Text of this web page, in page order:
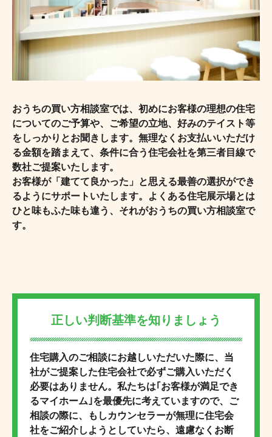
おうちの買い方相談室では、初めにお客様の理想の住宅
についてのご予算や、ご希望の立地、好みのテイスト等
をしっかりとお聞きします。無理なくお支払いいただけ
る金額を踏まえて、条件に合う住宅会社を第三者目線で
数社ご提案いたします。
お客様が「建てて良かった」と思える最善の選択ができ
るようにサポートいたします。よくある住宅展示場とは
ひと味もふた味も違う、それがおうちの買い方相談室で
す。
正しい判断基準を知りましょう
住宅購入のご相談にお越しいただいた際に、当
社がご提案した住宅会社で必ずご購入いただく
必要はありません。私たちは｢お客様が満足でき
るマイホーム｣を最優先に考えていますので、ご
相談の際に、もしカウンセラーが無理に住宅会
社をご紹介しようとしていたら、遠慮なくお断